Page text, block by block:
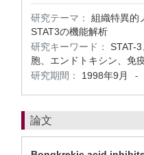
研究テーマ：
組織特異的
STAT3の機能解析
研究キーワード：
STAT-
胞、エンドトキシン、免
研究期間：
1998年9月 -
論文